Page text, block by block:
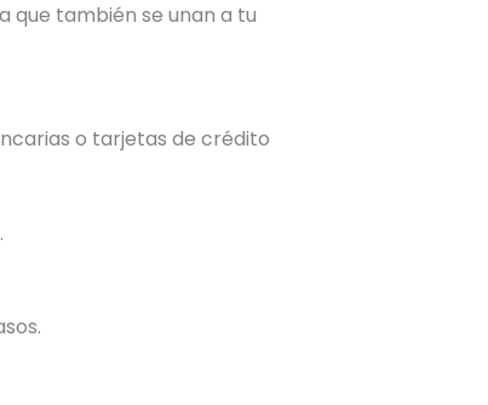
que también se unan a tu
o tarjetas de crédito